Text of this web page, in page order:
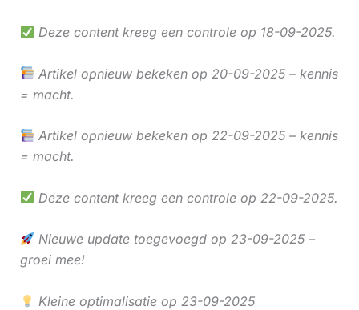
Deze content kreeg een controle op 18-09-2025.
Artikel opnieuw bekeken op 20-09-2025 – kennis
= macht.
Artikel opnieuw bekeken op 22-09-2025 – kennis
= macht.
Deze content kreeg een controle op 22-09-2025.
Nieuwe update toegevoegd op 23-09-2025 –
groei mee!
Kleine optimalisatie op 23-09-2025